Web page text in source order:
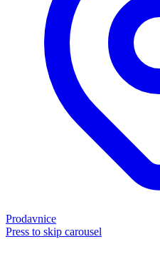
Prodavnice
Press to skip carousel